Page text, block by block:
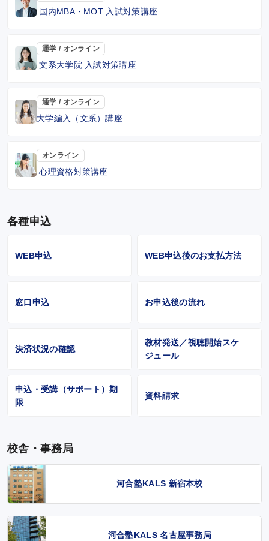
国内MBA・MOT 入試対策講座
通学 / オンライン
文系大学院 入試対策講座
通学 / オンライン
大学編入（文系）講座
オンライン
心理資格対策講座
各種申込
WEB申込 WEB申込後のお支払方法
窓口申込 お申込後の流れ
決済状況の確認
教材発送／視聴開始スケ
ジュール
申込・受講（サポート）期
限
資料請求
校舎・事務局
河合塾KALS 新宿本校
河合塾KALS 名古屋事務局